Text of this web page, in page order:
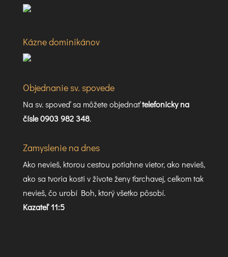
Kázne dominikánov
Objednanie sv. spovede
Na sv. spoveď sa môžete objednaťtelefonicky na
čísle 0903 982 348.
Zamyslenie na dnes
Ako nevieš, ktorou cestou potiahne vietor, ako nevieš,
ako sa tvoria kosti v živote ženy ťarchavej, celkom tak
nevieš, čo urobí Boh, ktorý všetko pôsobí.
Kazateľ 11:5